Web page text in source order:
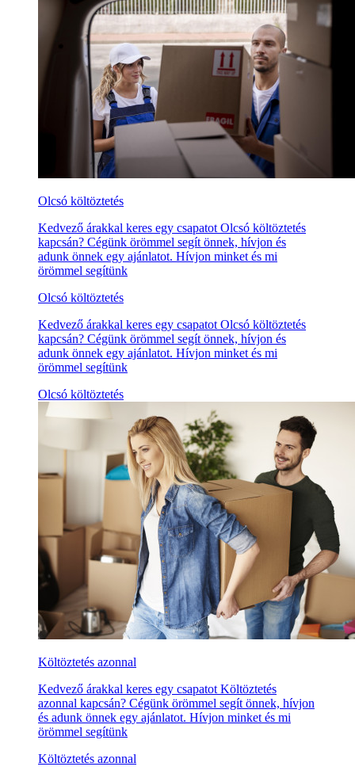
Olcsó költöztetés
Kedvező árakkal keres egy csapatot Olcsó költöztetés
kapcsán? Cégünk örömmel segít önnek, hívjon és
adunk önnek egy ajánlatot. Hívjon minket és mi
örömmel segítünk
Olcsó költöztetés
Kedvező árakkal keres egy csapatot Olcsó költöztetés
kapcsán? Cégünk örömmel segít önnek, hívjon és
adunk önnek egy ajánlatot. Hívjon minket és mi
örömmel segítünk
Olcsó költöztetés
Költöztetés azonnal
Kedvező árakkal keres egy csapatot Költöztetés
azonnal kapcsán? Cégünk örömmel segít önnek, hívjon
és adunk önnek egy ajánlatot. Hívjon minket és mi
örömmel segítünk
Költöztetés azonnal